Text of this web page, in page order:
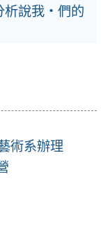
析說我‧們的
術系辦理